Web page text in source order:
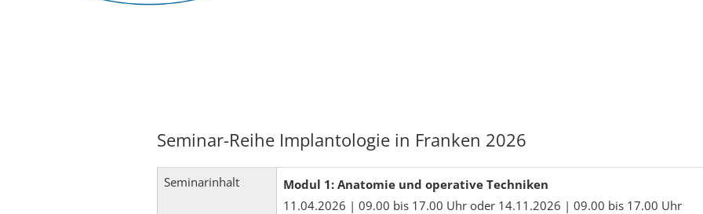
Seminar-Reihe Implantologie in Franken 2026
Seminarinhalt
Modul 1: Anatomie und operative Techniken
11.04.2026 | 09.00 bis 17.00 Uhr oder 14.11.2026 | 09.00 bis 17.00 Uhr